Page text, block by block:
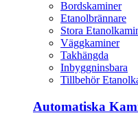
Bordskaminer
Etanolbrännare
Stora
Väggkaminer
Takhängda
Inbyggninsbara
Tillbehör
Automatiska